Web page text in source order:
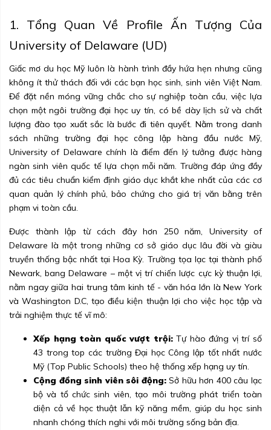
1. Tổng Quan Về Profile Ấn Tượng Của
University of Delaware (UD)
Giấc mơ du học Mỹ luôn là hành trình đầy hứa hẹn nhưng cũng
không ít thử thách đối với các bạn học sinh, sinh viên Việt Nam.
Để đặt nền móng vững chắc cho sự nghiệp toàn cầu, việc lựa
chọn một ngôi trường đại học uy tín, có bề dày lịch sử và chất
lượng đào tạo xuất sắc là bước đi tiên quyết. Nằm trong danh
sách những trường đại học công lập hàng đầu nước Mỹ,
University of Delaware chính là điểm đến lý tưởng được hàng
ngàn sinh viên quốc tế lựa chọn mỗi năm. Trường đáp ứng đầy
đủ các tiêu chuẩn kiểm định giáo dục khắt khe nhất của các cơ
quan quản lý chính phủ, bảo chứng cho giá trị văn bằng trên
phạm vi toàn cầu.
Được thành lập từ cách đây hơn 250 năm, University of
Delaware là một trong những cơ sở giáo dục lâu đời và giàu
truyền thống bậc nhất tại Hoa Kỳ. Trường tọa lạc tại thành phố
Newark, bang Delaware – một vị trí chiến lược cực kỳ thuận lợi,
nằm ngay giữa hai trung tâm kinh tế - văn hóa lớn là New York
và Washington D.C, tạo điều kiện thuận lợi cho việc học tập và
trải nghiệm thực tế vĩ mô:
Xếp hạng toàn quốc vượt trội:Tự hào đứng vị trí số
43 trong top các trường Đại học Công lập tốt nhất nước
Mỹ (Top Public Schools) theo hệ thống xếp hạng uy tín.
Cộng đồng sinh viên sôi động:Sở hữu hơn 400 câu lạc
bộ và tổ chức sinh viên, tạo môi trường phát triển toàn
diện cả về học thuật lẫn kỹ năng mềm, giúp du học sinh
nhanh chóng thích nghi với môi trường sống bản địa.